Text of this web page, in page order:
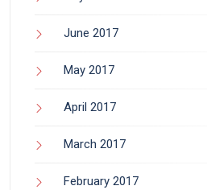
June 2017
May 2017
April 2017
March 2017
February 2017